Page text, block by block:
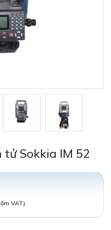
Sokkia IM 52
VAT)